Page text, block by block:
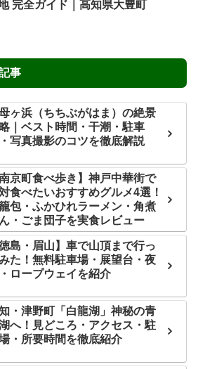
完全ガイド｜高知県大豊町
事
ヶ浜（ちちぶがはま）の絶景
｜ベスト時間・干潮・駐車
写真撮影のコツを徹底解説
南京町食べ歩き】神戸中華街で
食べたいおすすめグルメ4選！
包・ふかひれラーメン・角煮
・ごま団子を実食レビュー
徳島・眉山】車で山頂まで行っ
た！無料駐車場・展望台・夜
ロープウェイを紹介
・津野町「白龍湖」神秘の青
へ！見どころ・アクセス・駐
・所要時間を徹底紹介